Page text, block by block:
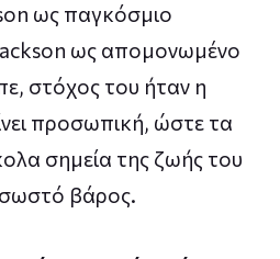
ως παγκόσμιο
ως απομονωμένο
στόχος του ήταν η
προσωπική, ώστε τα
σημεία της ζωής του
βάρος.